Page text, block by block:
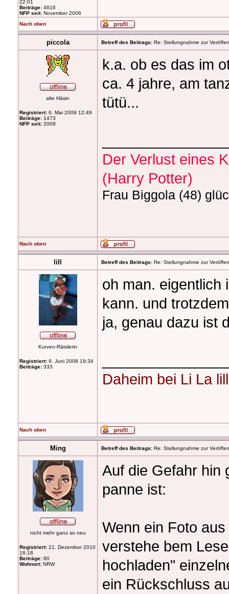
22:01
Beiträge: 4616
NFP seit: November 2006
Nach oben
piccola Betreff des Beitrags: Re: Stellungnahme zur
alte Häsin
Registriert: 6. Mai 2009 12:49
Beiträge: 1473
NFP seit: 2009
k.a. ob es das im
ca. 4 jahre, am
tütü...
Der Verlust eines
(Harry Potter)
Frau Biggola (48)
Nach oben
lill Betreff des Beitrags: Re: Stellungnahme zur
Kurven-Rätslerin
Registriert: 9. Juni 2008 19:34
Beiträge: 333
oh man. eigentlich
kann. und
ja, genau dazu ist
Daheim bei Li La lill
Nach oben
Ming Betreff des Beitrags: Re: Stellungnahme zur
nicht mehr ganz so neu
Registriert: 21. Dezember 2010
16:18
Beiträge: 80
Wohnort: NRW
Auf die Gefahr hin
panne ist:
Wenn ein Foto
verstehe bem
hochladen"
ein Rückschluss